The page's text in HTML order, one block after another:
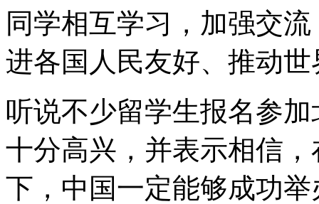
同学相互学习，加强交
进各国人民友好、推动
听说不少留学生报名参
十分高兴，并表示相信
下，中国一定能够成功